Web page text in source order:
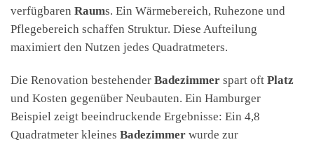
verfügbaren Raums. Ein Wärmebereich, Ruhezone und
Pflegebereich schaffen Struktur. Diese Aufteilung
maximiert den Nutzen jedes Quadratmeters.
Die Renovation bestehender Badezimmer spart oft Platz
und Kosten gegenüber Neubauten. Ein Hamburger
Beispiel zeigt beeindruckende Ergebnisse: Ein 4,8
Quadratmeter kleines Badezimmer wurde zur